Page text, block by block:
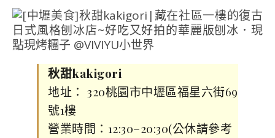
秋甜kakigori
地址： 320桃園市中壢區福星六街69
號1樓
營業時間：12:30–20:30(公休請參考